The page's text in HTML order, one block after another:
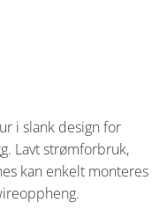
i slank design for
Lavt strømforbruk,
kan enkelt monteres